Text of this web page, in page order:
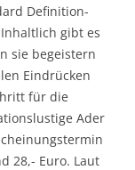
Definition-
gibt es
sie begeistern
Eindrücken
für die
Ader
28,- Euro. Laut